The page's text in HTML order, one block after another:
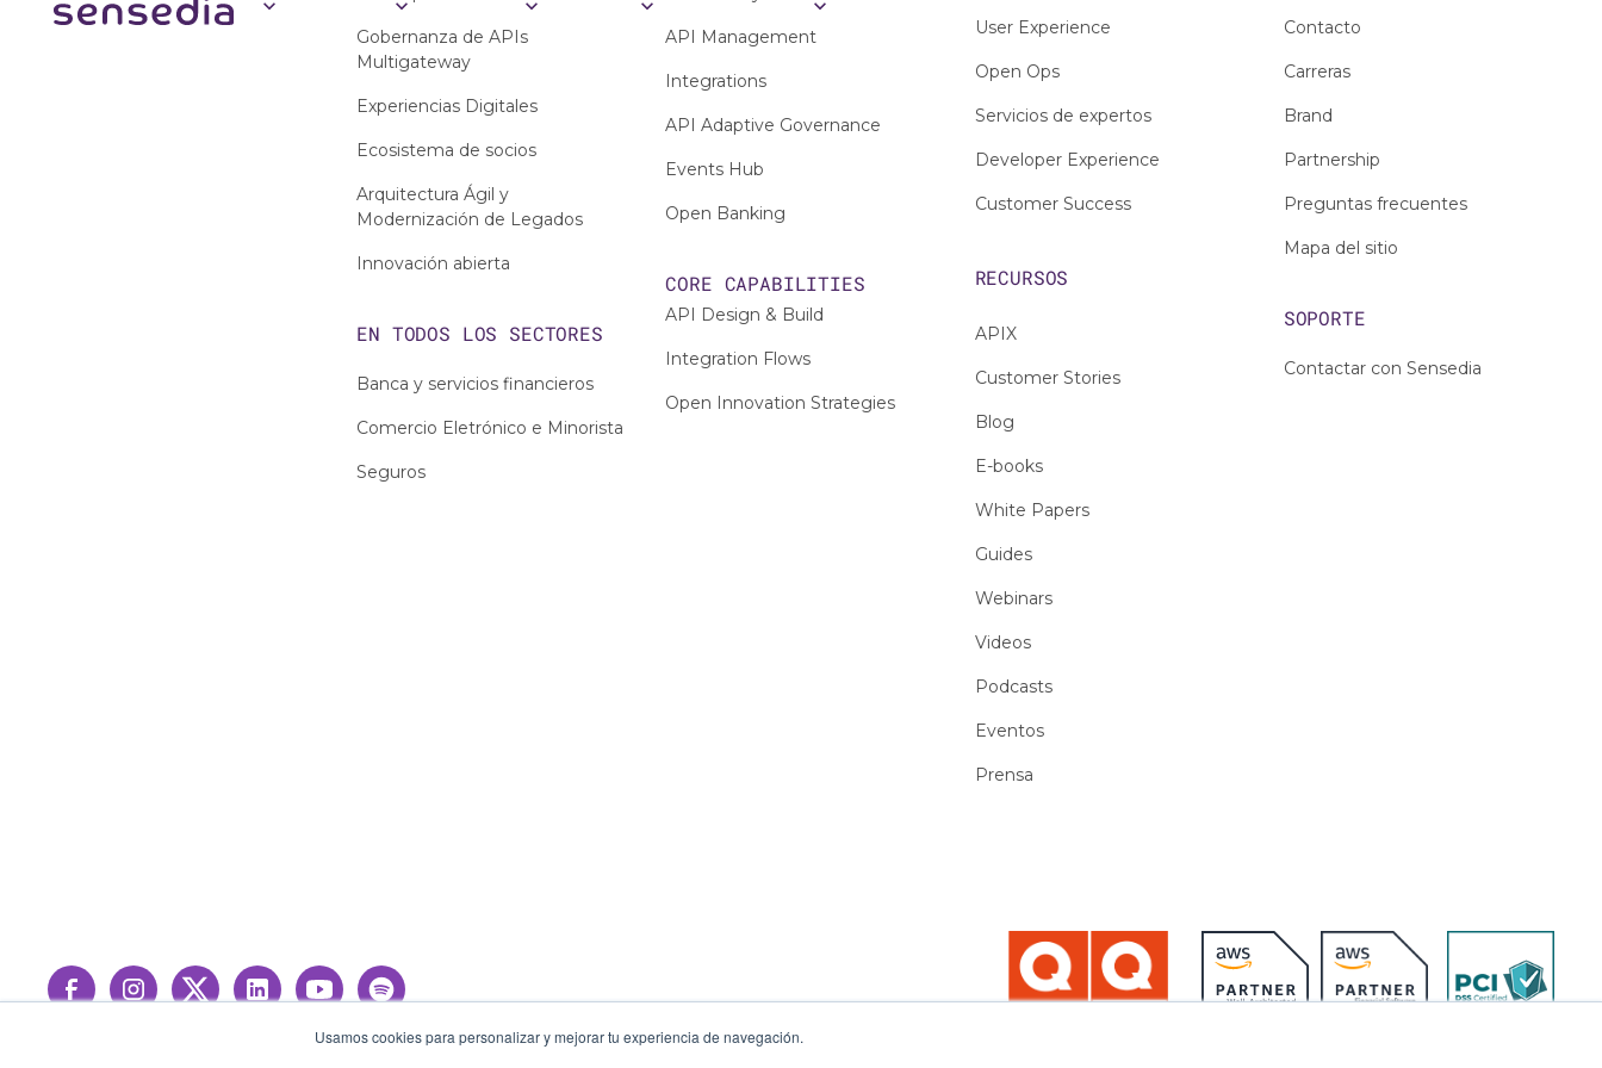
Usamos cookies para personalizar y mejorar tu experiencia de navegación.
Gobernanza de APIs
Multigateway
Experiencias Digitales
Ecosistema de socios
Arquitectura Ágil y
Modernización de Legados
Innovación abierta
EN TODOS LOS SECTORES
Banca y servicios financieros
Comercio Eletrónico e Minorista
Seguros
API Management
Integrations
API Adaptive Governance
Events Hub
Open Banking
CORE CAPABILITIES
API Design & Build
Integration Flows
Open Innovation Strategies
User Experience
Open Ops
Servicios de expertos
Developer Experience
Customer Success
RECURSOS
APIX
Customer Stories
Blog
E-books
White Papers
Guides
Webinars
Videos
Podcasts
Eventos
Prensa
Contacto
Carreras
Brand
Partnership
Preguntas frecuentes
Mapa del sitio
SOPORTE
Contactar con Sensedia